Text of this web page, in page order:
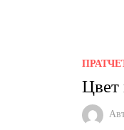
Цвет